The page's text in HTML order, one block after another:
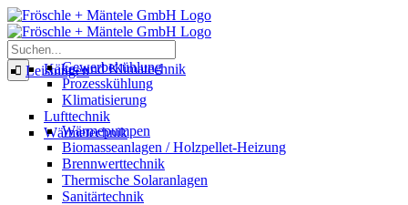
Skip
to
content
Suche
nach:Leistungen
Kälte- und Klimatechnik
Gewerbekühlung
Prozesskühlung
Klimatisierung
Lufttechnik
Wärmetechnik
Wärmepumpen
Biomasseanlagen / Holzpellet-Heizung
Brennwerttechnik
Thermische Solaranlagen
Sanitärtechnik